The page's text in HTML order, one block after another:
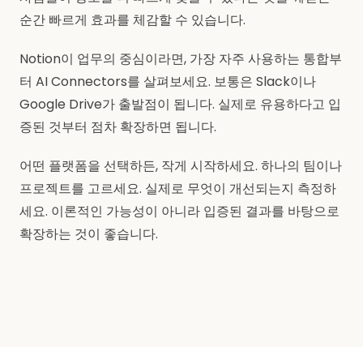
순간 빠르게 효과를 체감할 수 있습니다.
Notion이 업무의 중심이라면, 가장 자주 사용하는 통합부
터 AI Connectors를 살펴보세요. 보통은 Slack이나
Google Drive가 출발점이 됩니다. 실제로 유용하다고 입
증된 것부터 점차 확장하면 됩니다.
어떤 플랫폼을 선택하든, 작게 시작하세요. 하나의 팀이나
프로젝트를 고르세요. 실제로 무엇이 개선되는지 측정하
세요. 이론적인 가능성이 아니라 입증된 결과를 바탕으로
확장하는 것이 좋습니다.